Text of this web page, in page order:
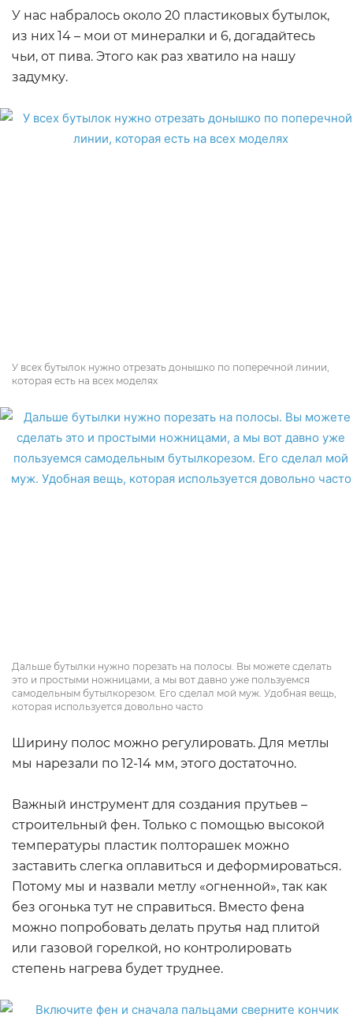
У нас набралось около 20 пластиковых бутылок,
из них 14 – мои от минералки и 6, догадайтесь
чьи, от пива. Этого как раз хватило на нашу
задумку.
У всех бутылок нужно отрезать донышко по поперечной линии,
которая есть на всех моделях
Дальше бутылки нужно порезать на полосы. Вы можете сделать
это и простыми ножницами, а мы вот давно уже пользуемся
самодельным бутылкорезом. Его сделал мой муж. Удобная вещь,
которая используется довольно часто
Ширину полос можно регулировать. Для метлы
мы нарезали по 12-14 мм, этого достаточно.
Важный инструмент для создания прутьев –
строительный фен. Только с помощью высокой
температуры пластик полторашек можно
заставить слегка оплавиться и деформироваться.
Потому мы и назвали метлу «огненной», так как
без огонька тут не справиться. Вместо фена
можно попробовать делать прутья над плитой
или газовой горелкой, но контролировать
степень нагрева будет труднее.